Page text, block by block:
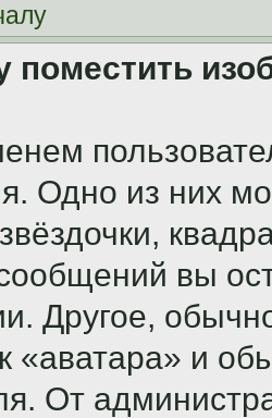
поместить
Одно из них
вы
Другое,
«аватара» и
От